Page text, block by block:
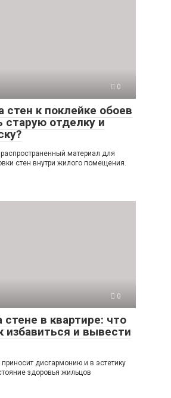
0
стен к поклейке обоев
старую отделку и
материал для
стен внутри жилого помещения.
0
стене в квартире: что
избавиться и вывести
дисгармонию и в эстетику
здоровья жильцов